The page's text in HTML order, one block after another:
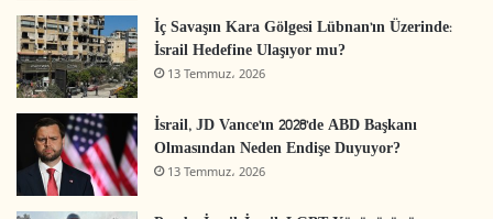
ticaret, sanayi ve hizmet sektörleri) yapısı ve
işgalci devlet İsrail ile ilişkilerindeki
dönüşümleri araştırma.
Uluslararası ve bölgesel dönüşümler ve
bunların Filistin toplumuna etkisi.
Faaliyet ve Yayınlar
İç Savaşın Kara Gölgesi Lübnan’ın Üzerinde:
İsrail Hedefine Ulaşıyor mu?
13 Temmuz، 2026
İsrail, JD Vance’ın 2028’de ABD Başkanı
Olmasından Neden Endişe Duyuyor?
13 Temmuz، 2026